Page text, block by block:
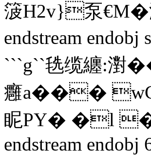
箥H2v}泵€M�
endstream endobj
```g``毨缆纏:濧
癰a���
眤PY� �l
endstream endobj